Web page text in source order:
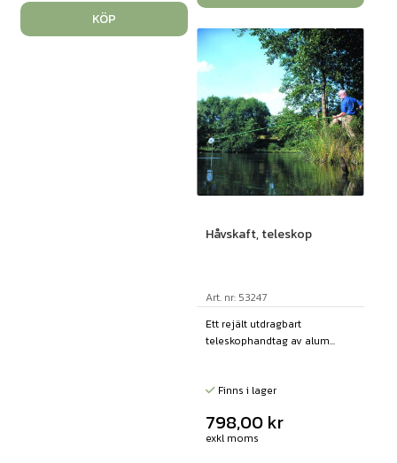
KÖP
Håvskaft, teleskop
Art. nr: 53247
Ett rejält utdragbart
teleskophandtag av alum...
Finns i lager
798,00 kr
exkl moms